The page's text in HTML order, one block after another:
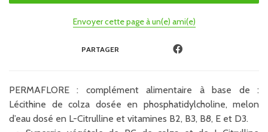
Envoyer cette page à un(e) ami(e)
PARTAGER
PERMAFLORE : complément alimentaire à base de :
Lécithine de colza dosée en phosphatidylcholine, melon
d’eau dosé en L-Citrulline et vitamines B2, B3, B8, E et D3.